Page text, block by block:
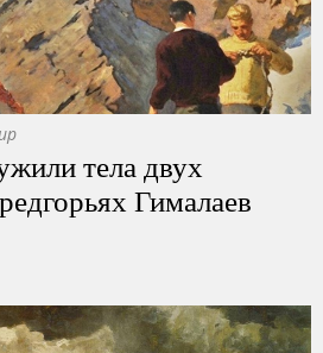
тела двух
Гималаев